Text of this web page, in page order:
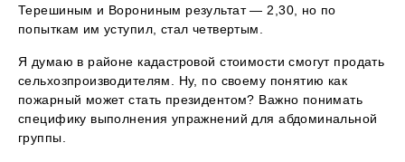
Терешиным и Ворониным результат — 2,30, но по
попыткам им уступил, стал четвертым.
Я думаю в районе кадастровой стоимости смогут продать
сельхозпроизводителям. Ну, по своему понятию как
пожарный может стать президентом? Важно понимать
специфику выполнения упражнений для абдоминальной
группы.